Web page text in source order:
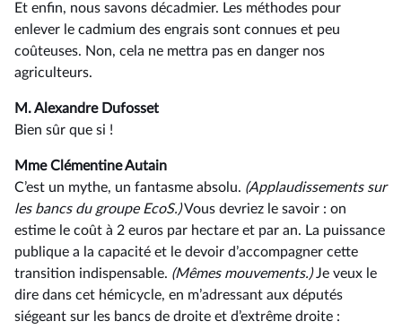
Et enfin, nous savons décadmier. Les méthodes pour
enlever le cadmium des engrais sont connues et peu
coûteuses. Non, cela ne mettra pas en danger nos
agriculteurs.
M. Alexandre Dufosset
Bien sûr que si !
Mme Clémentine Autain
C’est un mythe, un fantasme absolu. (Applaudissements sur
les bancs du groupe EcoS.)Vous devriez le savoir : on
estime le coût à 2 euros par hectare et par an. La puissance
publique a la capacité et le devoir d’accompagner cette
transition indispensable. (Mêmes mouvements.)Je veux le
dire dans cet hémicycle, en m’adressant aux députés
siégeant sur les bancs de droite et d’extrême droite :